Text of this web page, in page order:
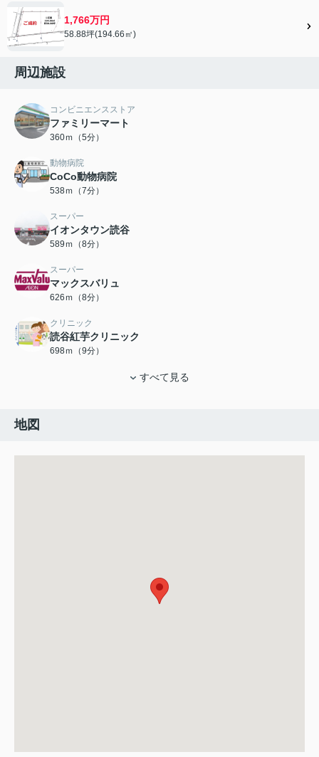
1,766万円
58.88坪(194.66㎡)
周辺施設
コンビニエンスストア
ファミリーマート
360ｍ（5分）
動物病院
CoCo動物病院
538ｍ（7分）
スーパー
イオンタウン読谷
589ｍ（8分）
スーパー
マックスバリュ
626ｍ（8分）
クリニック
読谷紅芋クリニック
698ｍ（9分）
すべて見る
地図